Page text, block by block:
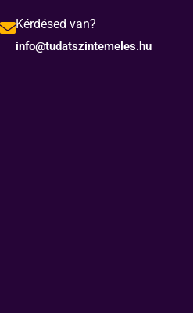
Kérdésed van?
info@tudatszintemeles.hu